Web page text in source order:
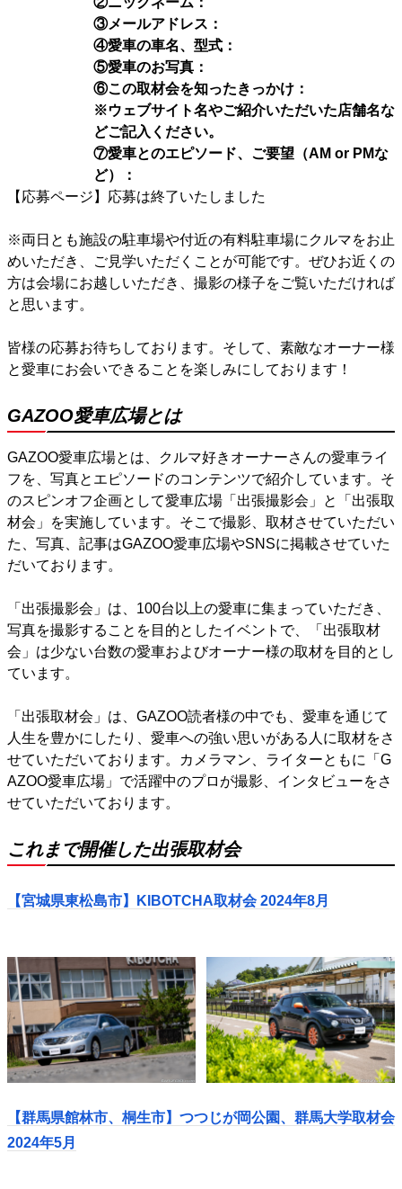
③メールアドレス ：
④愛車の車名、型式：
⑤愛車のお写真：
⑥この取材会を知ったきっかけ：
※ウェブサイト名やご紹介いただいた店舗名な
どご記入ください。
⑦愛車とのエピソード、ご要望（AM or PMな
ど）：
【応募ページ】応募は終了いたしました
※両日とも施設の駐車場や付近の有料駐車場にクルマをお止
めいただき、ご見学いただくことが可能です。ぜひお近くの
方は会場にお越しいただき、撮影の様子をご覧いただければ
と思います。
皆様の応募お待ちしております。そして、素敵なオーナー様
と愛車にお会いできることを楽しみにしております！
GAZOO愛車広場とは
GAZOO愛車広場とは、クルマ好きオーナーさんの愛車ライ
フを、写真とエピソードのコンテンツで紹介しています。そ
のスピンオフ企画として愛車広場「出張撮影会」と「出張取
材会」を実施しています。そこで撮影、取材させていただい
た、写真、記事はGAZOO愛車広場やSNSに掲載させていた
だいております。
「出張撮影会」は、100台以上の愛車に集まっていただき、
写真を撮影することを目的としたイベントで、「出張取材
会」は少ない台数の愛車およびオーナー様の取材を目的とし
ています。
「出張取材会」は、GAZOO読者様の中でも、愛車を通じて
人生を豊かにしたり、愛車への強い思いがある人に取材をさ
せていただいております。カメラマン、ライターともに「G
AZOO愛車広場」で活躍中のプロが撮影、インタビューをさ
せていただいております。
これまで開催した出張取材会
【宮城県東松島市】KIBOTCHA取材会 2024年8月
【群馬県館林市、桐生市】つつじが岡公園、群馬大学取材会
2024年5月